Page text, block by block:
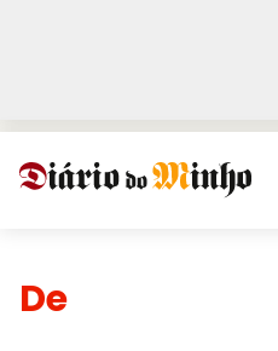
Desporto.